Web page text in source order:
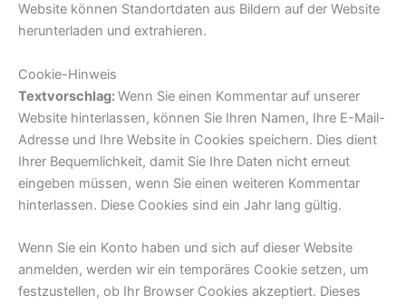
Website können Standortdaten aus Bildern auf der Website
herunterladen und extrahieren.
Cookie-Hinweis
Textvorschlag:Wenn Sie einen Kommentar auf unserer
Website hinterlassen, können Sie Ihren Namen, Ihre E-Mail-
Adresse und Ihre Website in Cookies speichern. Dies dient
Ihrer Bequemlichkeit, damit Sie Ihre Daten nicht erneut
eingeben müssen, wenn Sie einen weiteren Kommentar
hinterlassen. Diese Cookies sind ein Jahr lang gültig.
Wenn Sie ein Konto haben und sich auf dieser Website
anmelden, werden wir ein temporäres Cookie setzen, um
festzustellen, ob Ihr Browser Cookies akzeptiert. Dieses